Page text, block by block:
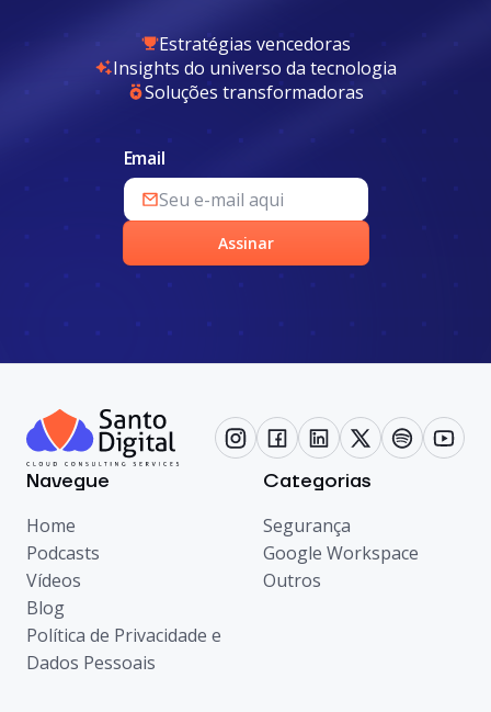
Estratégias vencedoras
Insights do universo da tecnologia
Soluções transformadoras
Email
Assinar
Navegue
Home
Podcasts
Vídeos
Blog
Política de Privacidade e
Dados Pessoais
Categorias
Segurança
Google Workspace
Outros